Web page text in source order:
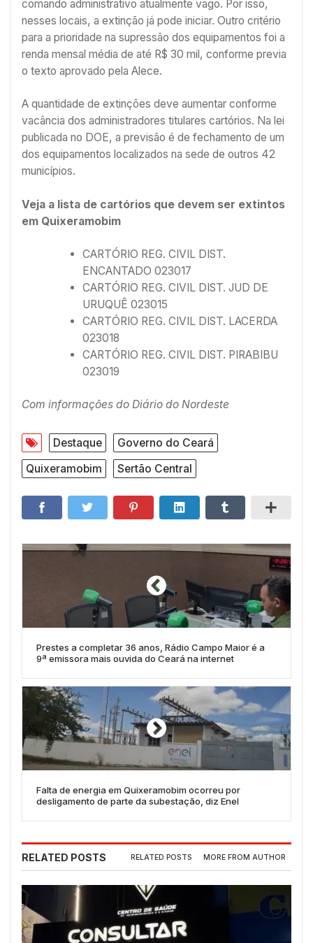
comando administrativo atualmente vago. Por isso,
nesses locais, a extinção já pode iniciar. Outro critério
para a prioridade na supressão dos equipamentos foi a
renda mensal média de até R$ 30 mil, conforme previa
o texto aprovado pela Alece.
A quantidade de extinções deve aumentar conforme
vacância dos administradores titulares cartórios. Na lei
publicada no DOE, a previsão é de fechamento de um
dos equipamentos localizados na sede de outros 42
municípios.
Veja a lista de cartórios que devem ser extintos
em Quixeramobim
CARTÓRIO REG. CIVIL DIST.
ENCANTADO 023017
CARTÓRIO REG. CIVIL DIST. JUD DE
URUQUÊ 023015
CARTÓRIO REG. CIVIL DIST. LACERDA
023018
CARTÓRIO REG. CIVIL DIST. PIRABIBU
023019
Com informações do Diário do Nordeste
Destaque
Governo do Ceará
Quixeramobim
Sertão Central
Prestes a completar 36 anos, Rádio Campo Maior é a
9ª emissora mais ouvida do Ceará na internet
Falta de energia em Quixeramobim ocorreu por
desligamento de parte da subestação, diz Enel
RELATED POSTS RELATED POSTS MORE FROM AUTHOR